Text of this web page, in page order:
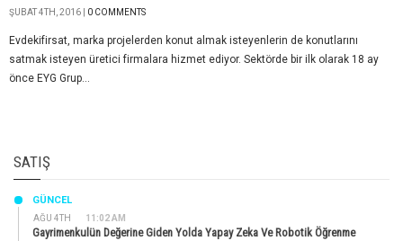
ŞUBAT 4TH, 2016 | 0 COMMENTS
Evdekifirsat, marka projelerden konut almak isteyenlerin de konutlarını
satmak isteyen üretici firmalara hizmet ediyor. Sektörde bir ilk olarak 18 ay
önce EYG Grup...
SATIŞ
AĞU 4TH 11:02 AM
GÜNCEL
Gayrimenkulün Değerine Giden Yolda Yapay Zeka Ve Robotik Öğrenme